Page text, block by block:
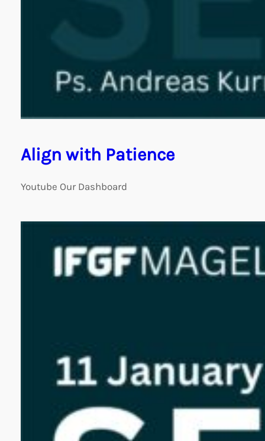
Align with Patience
Youtube Our Dashboard